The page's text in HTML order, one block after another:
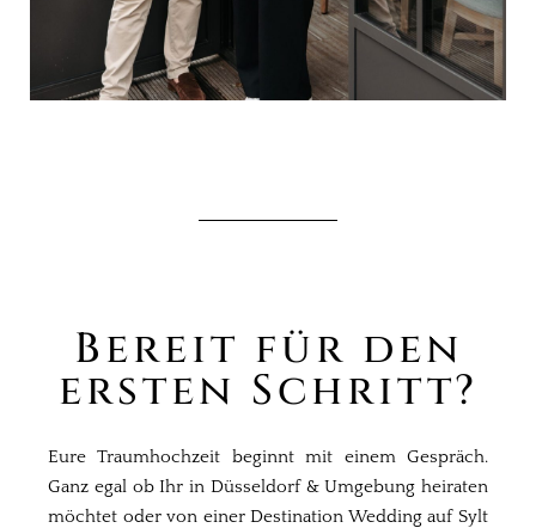
Bereit für den
ersten Schritt?
Eure Traumhochzeit beginnt mit einem Gespräch.
Ganz egal ob Ihr in Düsseldorf & Umgebung heiraten
möchtet oder von einer Destination Wedding auf Sylt